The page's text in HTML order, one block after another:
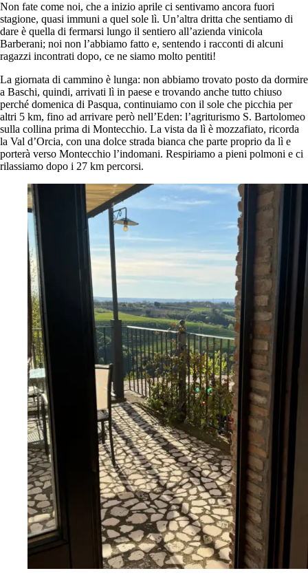
Non fate come noi, che a inizio aprile ci sentivamo ancora fuori
stagione, quasi immuni a quel sole lì. Un’altra dritta che sentiamo di
dare è quella di fermarsi lungo il sentiero all’azienda vinicola
Barberani; noi non l’abbiamo fatto e, sentendo i racconti di alcuni
ragazzi incontrati dopo, ce ne siamo molto pentiti!
La giornata di cammino è lunga: non abbiamo trovato posto da dormire
a Baschi, quindi, arrivati lì in paese e trovando anche tutto chiuso
perché domenica di Pasqua, continuiamo con il sole che picchia per
altri 5 km, fino ad arrivare però nell’Eden: l’agriturismo S. Bartolomeo
sulla collina prima di Montecchio. La vista da lì è mozzafiato, ricorda
la Val d’Orcia, con una dolce strada bianca che parte proprio da lì e
porterà verso Montecchio l’indomani. Respiriamo a pieni polmoni e ci
rilassiamo dopo i 27 km percorsi.